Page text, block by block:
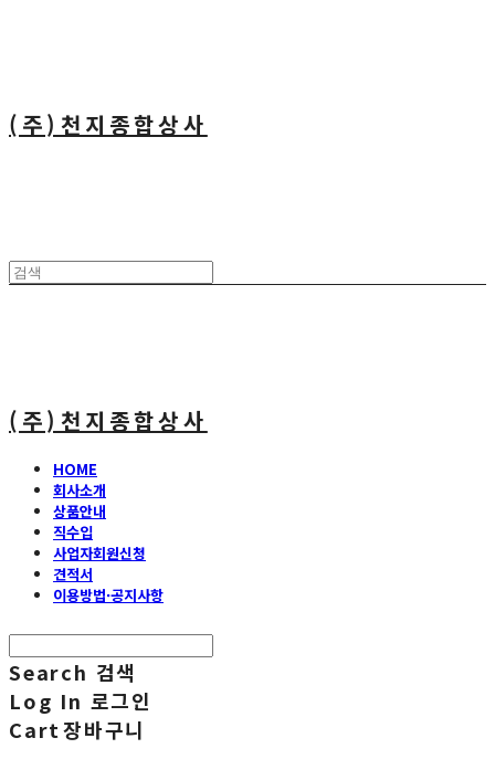
(주)천지종합상사
(주)천지종합상사
HOME
회사소개
상품안내
직수입
사업자회원신청
견적서
이용방법·공지사항
Search 검색
Log In 로그인
Cart장바구니